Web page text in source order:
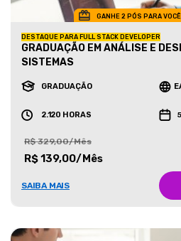
GANHE 2 PÓS PARA
DESTAQUE PARA FULL STACK DEVELOPER
GRADUAÇÃO EM ANÁLISE E
SISTEMAS
GRADUAÇÃO
2.120 HORAS
R$ 329,00/Mês
R$ 139,00/Mês
SAIBA MAIS